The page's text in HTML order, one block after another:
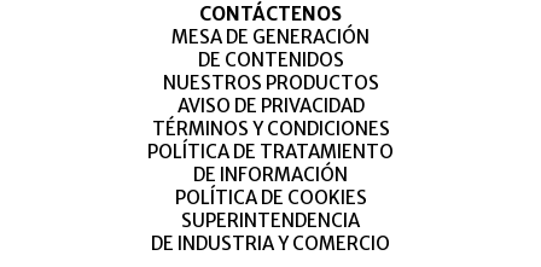
CONTÁCTENOS
MESA DE GENERACIÓN
DE CONTENIDOS
NUESTROS PRODUCTOS
AVISO DE PRIVACIDAD
TÉRMINOS Y CONDICIONES
POLÍTICA DE TRATAMIENTO
DE INFORMACIÓN
POLÍTICA DE COOKIES
SUPERINTENDENCIA
DE INDUSTRIA Y COMERCIO